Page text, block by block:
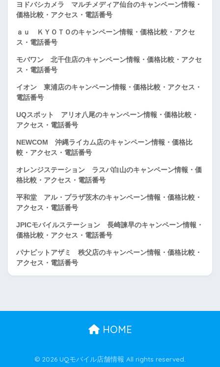
ヨドバシカメラ マルチメディア仙台のキャンペーン情報・
価格比較・アクセス・電話番号
ａｕ ＫＹＯＴＯのキャンペーン情報・価格比較・アクセ
ス・電話番号
モバワン 北千住店のキャンペーン情報・価格比較・アクセ
ス・電話番号
イオン 東浦店のキャンペーン情報・価格比較・アクセス・
電話番号
UQスポット アリオ八尾のキャンペーン情報・価格比較・
アクセス・電話番号
NEWCOM 沖縄ライカム店のキャンペーン情報・価格比
較・アクセス・電話番号
オレンジステーション ラスパ白山のキャンペーン情報・価
格比較・アクセス・電話番号
平和堂 アル・プラザ茨木のキャンペーン情報・価格比較・
アクセス・電話番号
JPICモバイルステーション 長崎諫早のキャンペーン情報・
価格比較・アクセス・電話番号
パナピットアザミ 秩父店のキャンペーン情報・価格比較・
アクセス・電話番号
HOME
© 2026 UQモバイル店舗情報 All rights reserved.